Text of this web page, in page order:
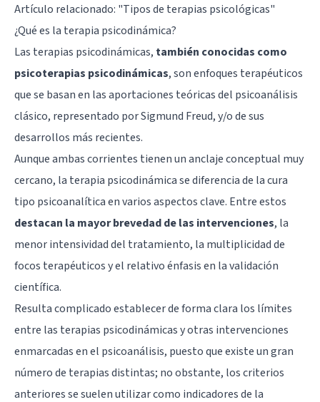
Artículo relacionado: "Tipos de terapias psicológicas"
¿Qué es la terapia psicodinámica?
Las terapias psicodinámicas, también conocidas como
psicoterapias psicodinámicas, son enfoques terapéuticos
que se basan en las aportaciones teóricas del psicoanálisis
clásico, representado por Sigmund Freud, y/o de sus
desarrollos más recientes.
Aunque ambas corrientes tienen un anclaje conceptual muy
cercano, la terapia psicodinámica se diferencia de la cura
tipo psicoanalítica en varios aspectos clave. Entre estos
destacan la mayor brevedad de las intervenciones, la
menor intensividad del tratamiento, la multiplicidad de
focos terapéuticos y el relativo énfasis en la validación
científica.
Resulta complicado establecer de forma clara los límites
entre las terapias psicodinámicas y otras intervenciones
enmarcadas en el psicoanálisis, puesto que existe un gran
número de terapias distintas; no obstante, los criterios
anteriores se suelen utilizar como indicadores de la